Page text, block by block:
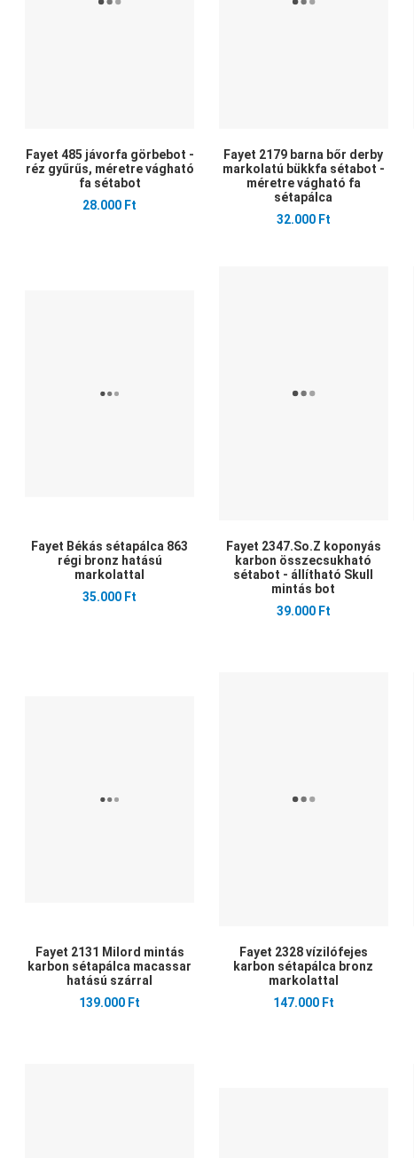
Fayet 485 jávorfa görbebot -
réz gyűrűs, méretre vágható
fa sétabot
28.000 Ft
Fayet 2179 barna bőr derby
markolatú bükkfa sétabot -
méretre vágható fa
sétapálca
32.000 Ft
Fayet Békás sétapálca 863
régi bronz hatású
markolattal
35.000 Ft
Fayet 2347.So.Z koponyás
karbon összecsukható
sétabot - állítható Skull
mintás bot
39.000 Ft
Fayet 2131 Milord mintás
karbon sétapálca macassar
hatású szárral
139.000 Ft
Fayet 2328 vízilófejes
karbon sétapálca bronz
markolattal
147.000 Ft